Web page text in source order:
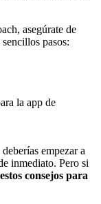
asegúrate de
pasos:
la app de
empezar a
inmediato. Pero si
consejos para